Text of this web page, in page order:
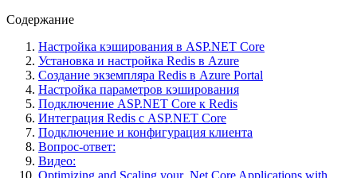
Содержание
Настройка кэширования в ASP.NET Core
Установка и настройка Redis в Azure
Создание экземпляра Redis в Azure Portal
Настройка параметров кэширования
Подключение ASP.NET Core к Redis
Интеграция Redis с ASP.NET Core
Подключение и конфигурация клиента
Вопрос-ответ:
Видео:
Optimizing and Scaling your .Net Core Applications with